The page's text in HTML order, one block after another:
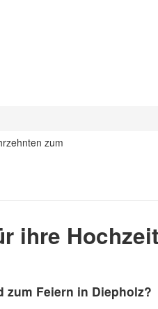
zum
ihre
zum Feiern in Diepholz?